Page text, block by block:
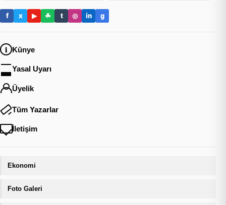
f x ▶ ☘ t ◎ in g
Künye
Yasal Uyarı
Üyelik
Tüm Yazarlar
İletişim
Ekonomi
Foto Galeri